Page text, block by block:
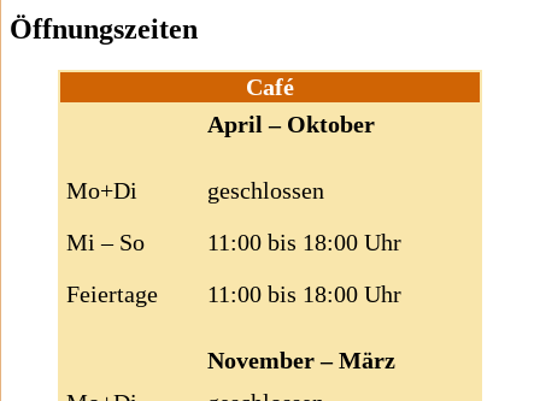
Öffnungszeiten
Café
April – Oktober
Mo+Di
Mi – So
Feiertage
geschlossen
11:00 bis 18:00 Uhr
11:00 bis 18:00 Uhr
November – März